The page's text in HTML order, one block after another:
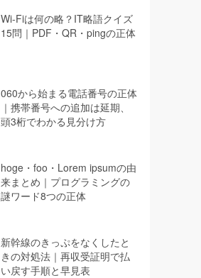
Wi-Fiは何の略？IT略語クイズ
15問｜PDF・QR・pingの正体
060から始まる電話番号の正体
｜携帯番号への追加は延期、
頭3桁でわかる見分け方
hoge・foo・Lorem ipsumの由
来まとめ｜プログラミングの
謎ワード8つの正体
新幹線のきっぷをなくしたと
きの対処法｜再収受証明で払
い戻す手順と早見表